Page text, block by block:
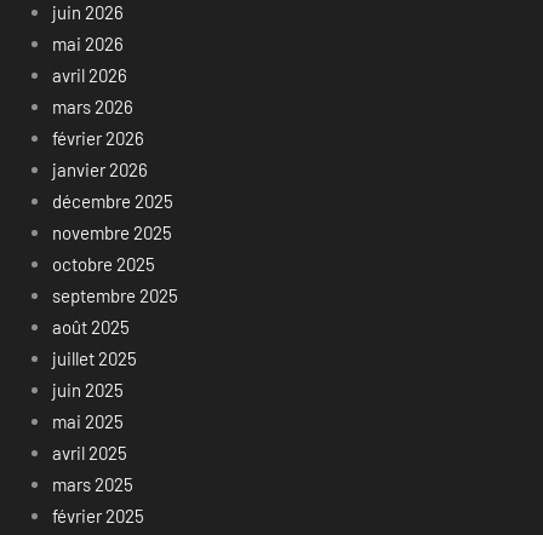
juin 2026
mai 2026
avril 2026
mars 2026
février 2026
janvier 2026
décembre 2025
novembre 2025
octobre 2025
septembre 2025
août 2025
juillet 2025
juin 2025
mai 2025
avril 2025
mars 2025
février 2025